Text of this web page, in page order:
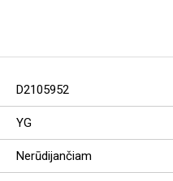
D2105952
YG
Nerūdijančiam